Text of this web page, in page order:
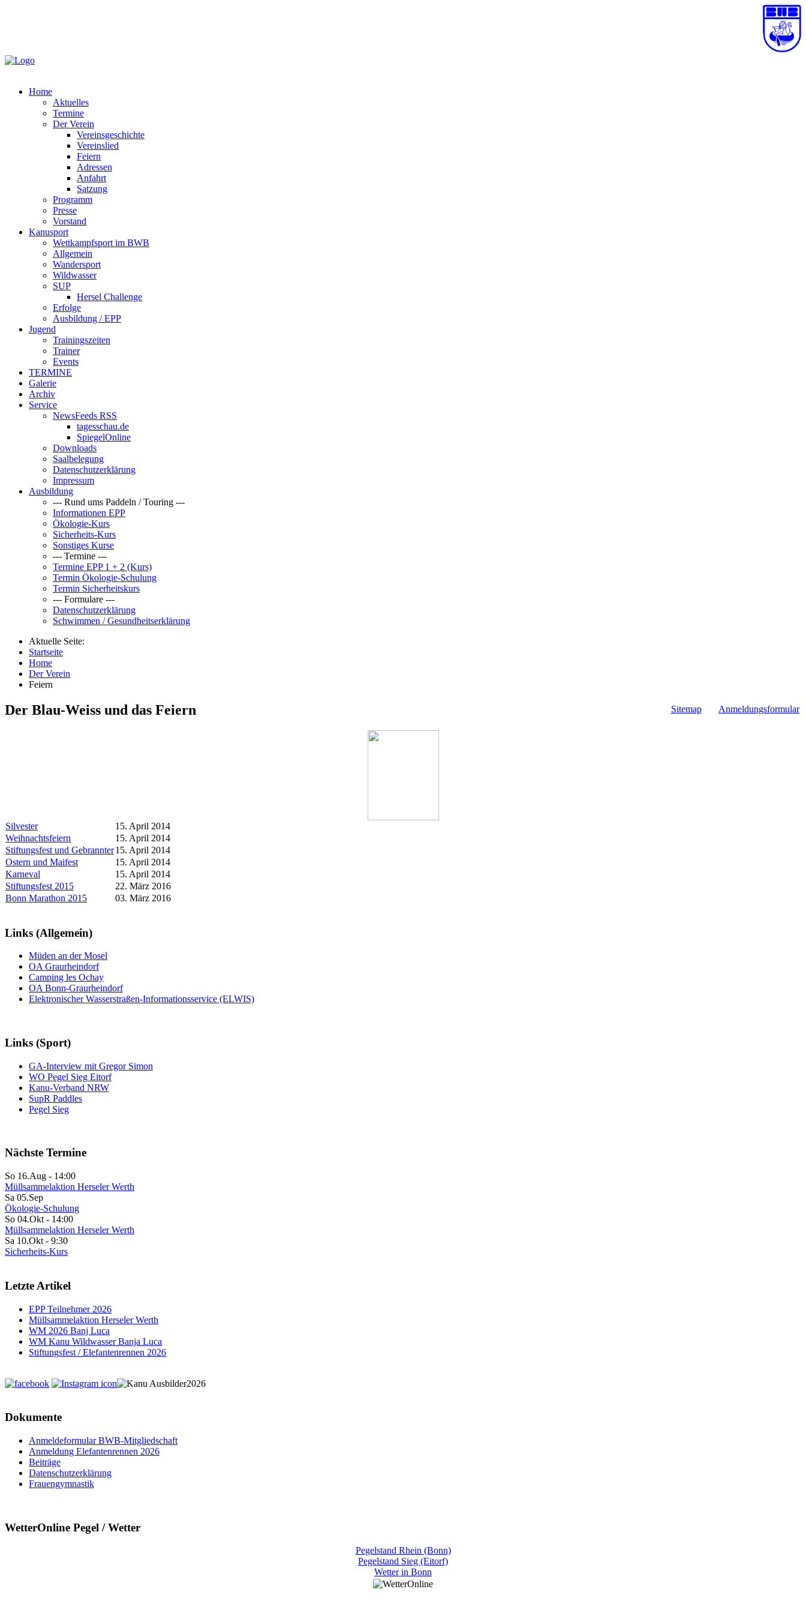
Home
Aktuelles
Termine
Der Verein
Vereinsgeschichte
Vereinslied
Feiern
Adressen
Anfahrt
Satzung
Programm
Presse
Vorstand
Kanusport
Wettkampfsport im BWB
Allgemein
Wandersport
Wildwasser
SUP
Hersel Challenge
Erfolge
Ausbildung / EPP
Jugend
Trainingszeiten
Trainer
Events
TERMINE
Galerie
Archiv
Service
NewsFeeds RSS
tagesschau.de
SpiegelOnline
Downloads
Saalbelegung
Datenschutzerklärung
Impressum
Ausbildung
--- Rund ums Paddeln / Touring ---
Informationen EPP
Ökologie-Kurs
Sicherheits-Kurs
Sonstiges Kurse
--- Termine ---
Termine EPP 1 + 2 (Kurs)
Termin Ökologie-Schulung
Termin Sicherheitskurs
--- Formulare ---
Datenschutzerklärung
Schwimmen / Gesundheitserklärung
Aktuelle Seite:
Startseite
Home
Der Verein
Feiern
Sitemap Anmeldungsformular
Der Blau-Weiss und das Feiern
Silvester
15. April 2014
Weihnachtsfeiern
15. April 2014
Stiftungsfest und Gebrannter15. April 2014
Ostern und Maifest
15. April 2014
Karneval
15. April 2014
Stiftungsfest 2015
22. März 2016
Bonn Marathon 2015
03. März 2016
Links (Allgemein)
Müden an der Mosel
OA Graurheindorf
Camping les Ochay
OA Bonn-Graurheindorf
Elektronischer Wasserstraßen-Informationsservice (ELWIS)
Links (Sport)
GA-Interview mit Gregor Simon
WO Pegel Sieg Eitorf
Kanu-Verband NRW
SupR Paddles
Pegel Sieg
Nächste Termine
So 16.Aug - 14:00
Müllsammelaktion Herseler Werth
Sa 05.Sep
Ökologie-Schulung
So 04.Okt - 14:00
Müllsammelaktion Herseler Werth
Sa 10.Okt - 9:30
Sicherheits-Kurs
Letzte Artikel
EPP Teilnehmer 2026
Müllsammelaktion Herseler Werth
WM 2026 Banj Luca
WM Kanu Wildwasser Banja Luca
Stiftungsfest / Elefantenrennen 2026
Dokumente
Anmeldeformular BWB-Mitgliedschaft
Anmeldung Elefantenrennen 2026
Beiträge
Datenschutzerklärung
Frauengymnastik
WetterOnline Pegel / Wetter
Pegelstand Rhein (Bonn)
Pegelstand Sieg (Eitorf)
Wetter in Bonn